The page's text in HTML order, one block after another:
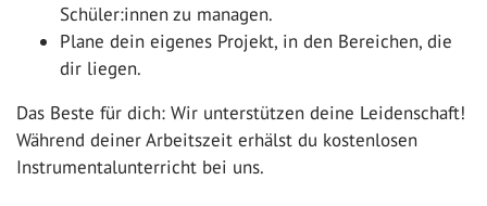
Schüler:innen zu managen.
Plane dein eigenes Projekt, in den Bereichen, die
dir liegen.
Das Beste für dich: Wir unterstützen deine Leidenschaft!
Während deiner Arbeitszeit erhälst du kostenlosen
Instrumentalunterricht bei uns.